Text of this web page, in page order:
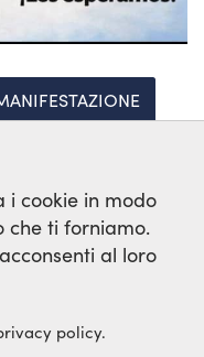
i cookie in modo
che ti forniamo.
al loro
policy.